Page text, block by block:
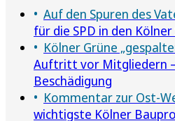
Auf den Spuren des
für die SPD in den
Kölner Grüne
Auftritt vor Mitgliedern
Beschädigung
Kommentar zur Ost-
wichtigste Kölner